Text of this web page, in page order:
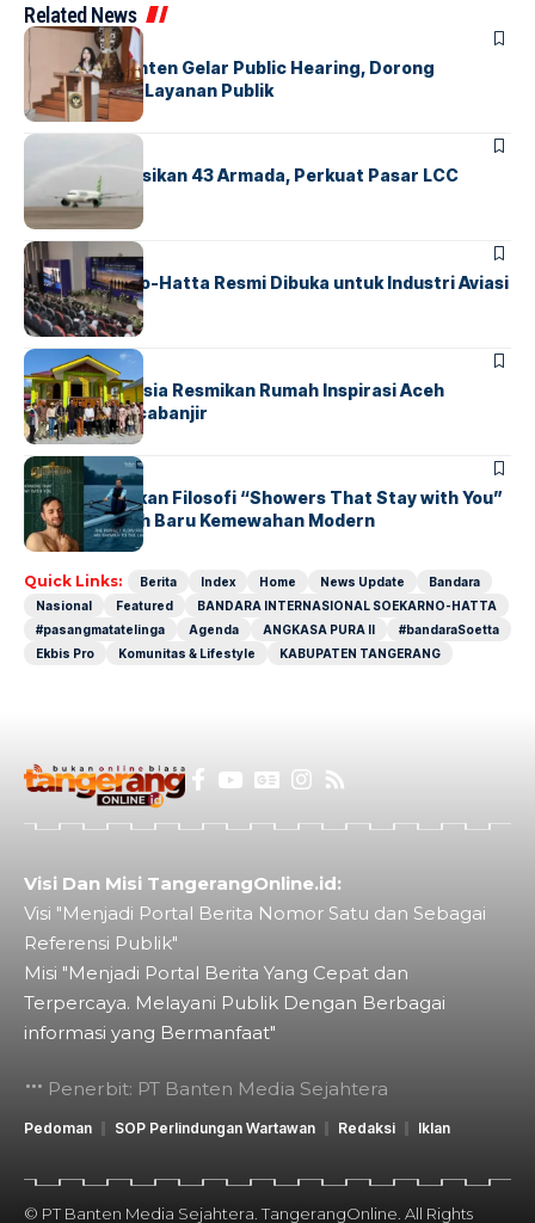
Related News
BANDARABERITA
Karantina Banten Gelar Public Hearing, Dorong
Transparansi Layanan Publik
BANDARA
Citilink Operasikan 43 Armada, Perkuat Pasar LCC
Nasional
BANDARA BERITA
IALC Soekarno-Hatta Resmi Dibuka untuk Industri Aviasi
Dunia
BERITAHOME
AirNav Indonesia Resmikan Rumah Inspirasi Aceh
Tamiang Pascabanjir
BERITAEKBIS PRO
GROHE Hadirkan Filosofi “Showers That Stay with You”
sebagai Wajah Baru Kemewahan Modern
Quick Links: Berita Index Home News Update
Bandara
Nasional
Featured
BANDARA INTERNASIONAL SOEKARNO-HATTA
#pasangmatatelinga
Agenda ANGKASA PURA II
#bandaraSoetta
Ekbis Pro
Komunitas & Lifestyle KABUPATEN TANGERANG
Visi Dan Misi TangerangOnline.id:
Visi "Menjadi Portal Berita Nomor Satu dan Sebagai
Referensi Publik"
Misi "Menjadi Portal Berita Yang Cepat dan
Terpercaya. Melayani Publik Dengan Berbagai
informasi yang Bermanfaat"
Penerbit: PT Banten Media Sejahtera
Pedoman SOP Perlindungan Wartawan Redaksi Iklan
© PT Banten Media Sejahtera. TangerangOnline. All Rights